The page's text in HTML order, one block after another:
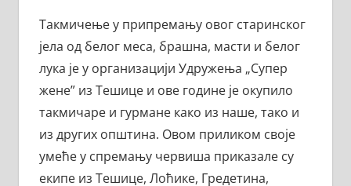
Такмичење у припремању овог старинског
јела од белог меса, брашна, масти и белог
лука је у организацији Удружења „Супер
жене” из Тешице и ове године је окупило
такмичаре и гурмане како из наше, тако и
из других општина. Овом приликом своје
умеће у спремању червиша приказале су
екипе из Тешице, Лоћике, Гредетина,